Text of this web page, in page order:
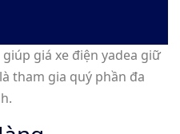
giá xe điện yadea giữ
tham gia quý phần đa